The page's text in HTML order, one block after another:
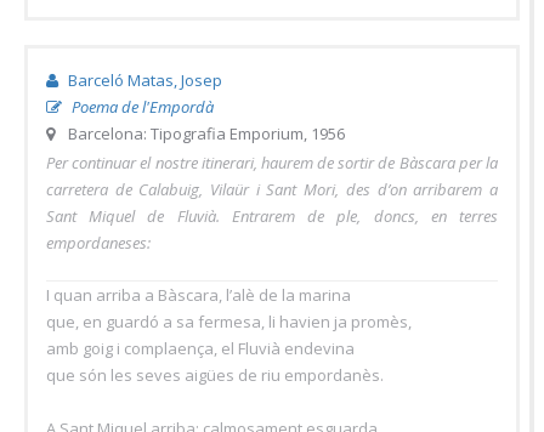
Barceló Matas, Josep
Poema de l'Empordà
Barcelona: Tipografia Emporium, 1956
Per continuar el nostre itinerari, haurem de sortir de Bàscara per la
carretera de Calabuig, Vilaür i Sant Mori, des d’on arribarem a
Sant Miquel de Fluvià. Entrarem de ple, doncs, en terres
empordaneses:
I quan arriba a Bàscara, l’alè de la marina
que, en guardó a sa fermesa, li havien ja promès,
amb goig i complaença, el Fluvià endevina
que són les seves aigües de riu empordanès.